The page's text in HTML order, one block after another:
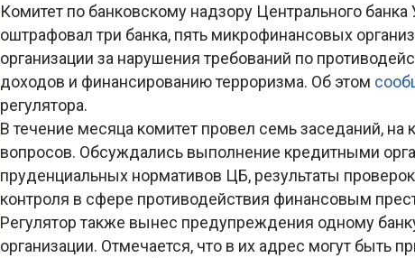
Комитет по банковскому надзору Центрального банка
оштрафовал три банка, пять микрофинансовых
организации за нарушения требований по
доходов и финансированию терроризма. Об этом
регулятора.
В течение месяца комитет провел семь заседаний, на
вопросов. Обсуждались выполнение кредитными
пруденциальных нормативов ЦБ, результаты
контроля в сфере противодействия финансовым
Регулятор также вынес предупреждения одному
организации. Отмечается, что в их адрес могут быть